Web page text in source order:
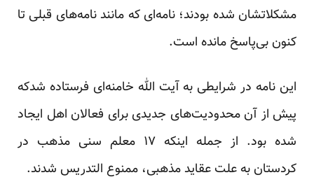
مشکلاتشان شده بودند؛ نامه‌ای که مانند نامه‌های قبلی تا
کنون بی‌پاسخ مانده است.
این نامه در شرایطی به آیت الله خامنه‌ای فرستاده شدکه
پیش از آن محدودیت‌های جدیدی برای فعالان اهل ایجاد
شده بود. از جمله اینکه ۱۷ معلم سنی مذهب در
کردستان به علت عقاید مذهبی، ممنوع التدریس شدند.